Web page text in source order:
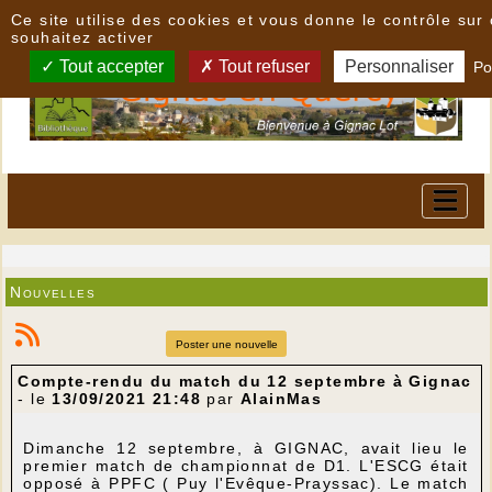
Nouvelles
Poster une nouvelle
Compte-rendu du match du 12 septembre à Gignac
- le13/09/2021 21:48 par AlainMas
Dimanche 12 septembre, à GIGNAC, avait lieu le
premier match de championnat de D1. L'ESCG était
opposé à PPFC ( Puy l'Evêque-Prayssac). Le match
Ce site utilise des cookies et vous donne le contrôle sur
souhaitez activer
Tout accepter Tout refuser Personnaliser